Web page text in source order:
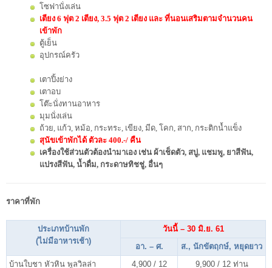
โซฟานั่งเล่น
เตียง 6 ฟุต 2 เตียง, 3.5 ฟุต 2 เตียง และ ที่นอนเสริมตามจำนวนคน
เข้าพัก
ตู้เย็น
อุปกรณ์ครัว
เตาปิ้งย่าง
เตาอบ
โต๊ะนั่งทานอาหาร
มุมนั่งเล่น
ถ้วย, แก้ว, หม้อ, กระทระ, เขียง, มีด, โคก, สาก, กระติกน้ำแข็ง
สุนัขเข้าพักได้ ตัวละ 400.-/ คืน
เครื่องใช้ส่วนตัวต้องนำมาเอง เช่น ผ้าเช็ดตัว, สบู่, แชมพู, ยาสีฟัน,
แปรงสีฟัน, น้ำดื่ม, กระดาษทิชชู่, อื่นๆ
ราคาที่พัก
ประเภทบ้านพัก
(ไม่มีอาหารเช้า)
วันนี้ – 30 มิ.ย. 61
อา. – ศ.
ส., นักขัตฤกษ์, หยุดยาว
บ้านใบชา หัวหิน พูลวิลล่า
4,900 / 12 9,900 / 12 ท่าน